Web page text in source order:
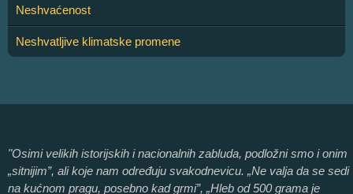
Neshvaćenost
Neshvatljive klimatske promene
"Osimi velikih istorijskih i nacionalnih zabluda, podložni smo i onim
„sitnijim”, ali koje nam određuju svakodnevicu. „Ne valja da se sedi
na kućnom pragu, posebno kad grmi”, „Hleb od 500 grama je